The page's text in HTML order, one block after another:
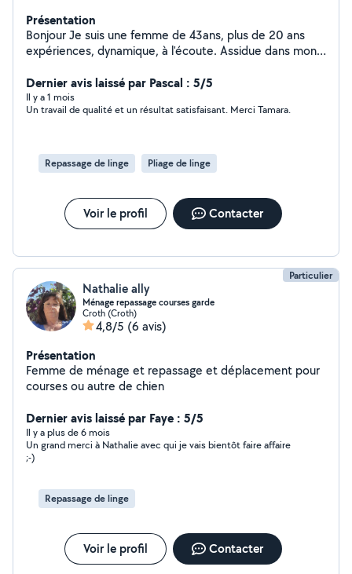
Présentation
Bonjour Je suis une femme de 43ans, plus de 20 ans
expériences, dynamique, à l'écoute. Assidue dans mon
jeunes, mon objectif vous satisfaire. Je vous propose du
ménage et du repassage si besoin chez moi pour le
même tarif (eau déminéralisée et électricité comprise).
Dernier avis laissé par Pascal : 5/5
Il y a 1 mois
Un travail de qualité et un résultat satisfaisant. Merci Tamara.
Repassage de linge Pliage de linge
Voir le profil Contacter
Particulier
Nathalie ally
Ménage repassage courses garde
Croth (Croth)
4,8/5 (6 avis)
Présentation
Femme de ménage et repassage et déplacement pour
courses ou autre de chien
Dernier avis laissé par Faye : 5/5
Il y a plus de 6 mois
Un grand merci à Nathalie avec qui je vais bientôt faire affaire
;-)
Repassage de linge
Voir le profil Contacter